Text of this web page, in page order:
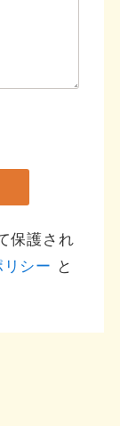
保護され
シー と